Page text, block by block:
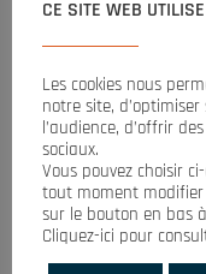
ARCHIVES
CE SITE WEB
Les cookies nous
notre site,
l’audience, d’offrir
sociaux.
Vous pouvez choisir
tout moment
sur le bouton en bas
Cliquez-ici pour